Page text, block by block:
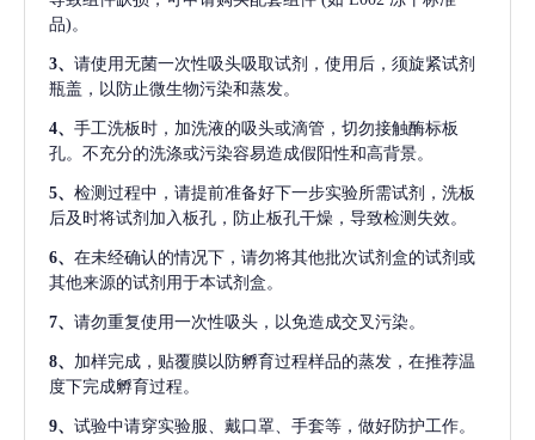
品)。
3、 请使用无菌一次性吸头吸取试剂，使用后，须旋紧试剂
瓶盖，以防止微生物污染和蒸发。
4、 手工洗板时，加洗液的吸头或滴管，切勿接触酶标板
孔。不充分的洗涤或污染容易造成假阳性和高背景。
5、 检测过程中，请提前准备好下一步实验所需试剂，洗板
后及时将试剂加入板孔，防止板孔干燥，导致检测失效。
6、 在未经确认的情况下，请勿将其他批次试剂盒的试剂或
其他来源的试剂用于本试剂盒。
7、 请勿重复使用一次性吸头，以免造成交叉污染。
8、 加样完成，贴覆膜以防孵育过程样品的蒸发，在推荐温
度下完成孵育过程。
9、 试验中请穿实验服、戴口罩、手套等，做好防护工作。